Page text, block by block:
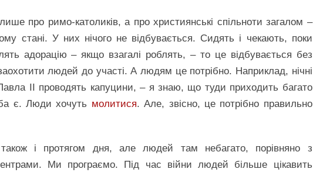
про римо-католиків, а про християнські спільноти загалом –
стані. У них нічого не відбувається. Сидять і чекають, поки
адорацію – якщо взагалі роблять, – то це відбувається без
людей до участі. А людям це потрібно. Наприклад, нічні
ІІ проводять капуцини, – я знаю, що туди приходить багато
є. Люди хочуть молитися. Але, звісно, це потрібно правильно
і протягом дня, але людей там небагато, порівняно з
Ми програємо. Під час війни людей більше цікавить